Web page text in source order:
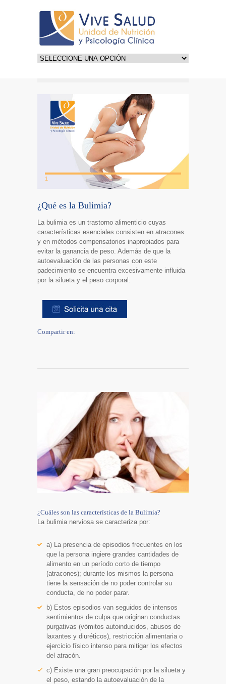
1
¿Qué es la Bulimia?
La bulimia es un trastorno alimenticio cuyas
características esenciales consisten en atracones
y en métodos compensatorios inapropiados para
evitar la ganancia de peso. Además de que la
autoevaluación de las personas con este
padecimiento se encuentra excesivamente influida
por la silueta y el peso corporal.
Compartir en:
¿Cuáles son las características de la Bulimia?
La bulimia nerviosa se caracteriza por:
a) La presencia de episodios frecuentes en los
que la persona ingiere grandes cantidades de
alimento en un período corto de tiempo
(atracones); durante los mismos la persona
tiene la sensación de no poder controlar su
conducta, de no poder parar.
b) Estos episodios van seguidos de intensos
sentimientos de culpa que originan conductas
purgativas (vómitos autoinducidos, abusos de
laxantes y diuréticos), restricción alimentaria o
ejercicio físico intenso para mitigar los efectos
del atracón.
c) Existe una gran preocupación por la silueta y
el peso, estando la autoevaluación de la